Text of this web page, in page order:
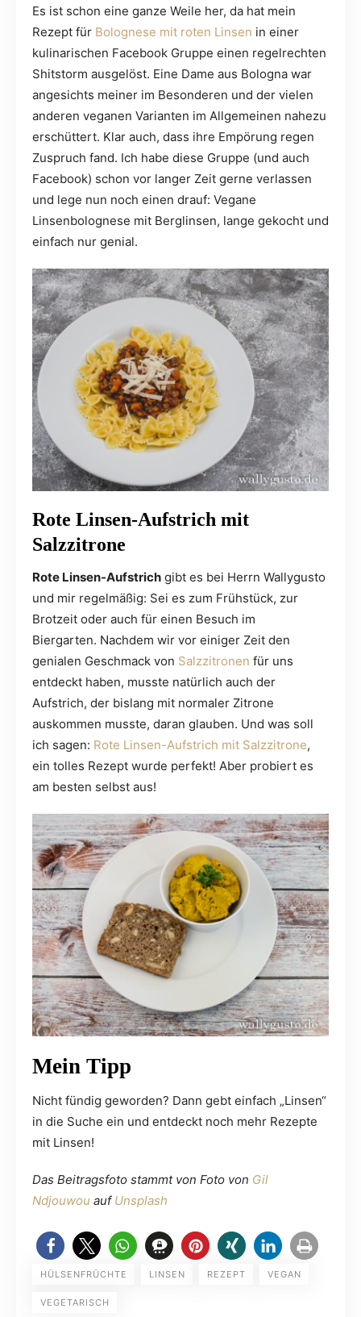
Es ist schon eine ganze Weile her, da hat mein
Rezept für Bolognese mit roten Linsen in einer
kulinarischen Facebook Gruppe einen regelrechten
Shitstorm ausgelöst. Eine Dame aus Bologna war
angesichts meiner im Besonderen und der vielen
anderen veganen Varianten im Allgemeinen nahezu
erschüttert. Klar auch, dass ihre Empörung regen
Zuspruch fand. Ich habe diese Gruppe (und auch
Facebook) schon vor langer Zeit gerne verlassen
und lege nun noch einen drauf: Vegane
Linsenbolognese mit Berglinsen, lange gekocht und
einfach nur genial.
Rote Linsen-Aufstrich mit
Salzzitrone
Rote Linsen-Aufstrich gibt es bei Herrn Wallygusto
und mir regelmäßig: Sei es zum Frühstück, zur
Brotzeit oder auch für einen Besuch im
Biergarten. Nachdem wir vor einiger Zeit den
genialen Geschmack von Salzzitronen für uns
entdeckt haben, musste natürlich auch der
Aufstrich, der bislang mit normaler Zitrone
auskommen musste, daran glauben. Und was soll
ich sagen: Rote Linsen-Aufstrich mit Salzzitrone,
ein tolles Rezept wurde perfekt! Aber probiert es
am besten selbst aus!
Mein Tipp
Nicht fündig geworden? Dann gebt einfach „Linsen“
in die Suche ein und entdeckt noch mehr Rezepte
mit Linsen!
Das Beitragsfoto stammt von Foto von Gil
Ndjouwou auf Unsplash
HÜLSENFRÜCHTE LINSEN REZEPT VEGAN
VEGETARISCH